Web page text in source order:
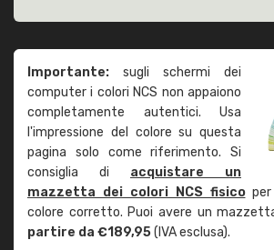
Importante: sugli schermi dei
computer i colori NCS non appaiono
completamente autentici. Usa
l'impressione del colore su questa
pagina solo come riferimento. Si
consiglia di acquistare un
mazzetta dei colori NCS fisicoper
colore corretto. Puoi avere un
partire da €189,95(IVA esclusa).